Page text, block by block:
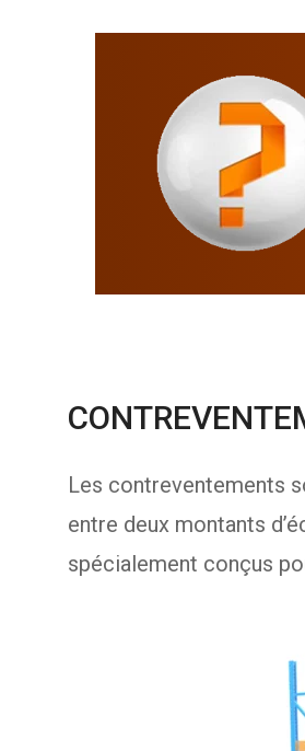
Les contreventements
entre deux montants
spécialement conçus